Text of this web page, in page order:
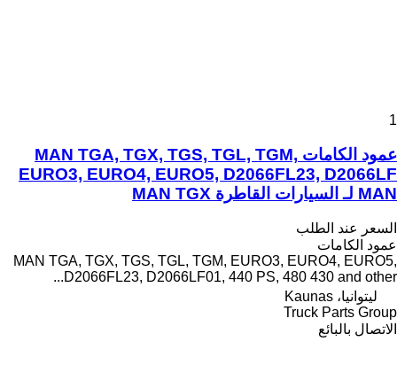
1
عمود الكامات MAN TGA, TGX, TGS, TGL, TGM,
EURO3, EURO4, EURO5, D2066FL23, D2066LF
MAN لـ السيارات القاطرة MAN TGX
السعر عند الطلب
عمود الكامات
MAN TGA, TGX, TGS, TGL, TGM, EURO3, EURO4, EURO5,
D2066FL23, D2066LF01, 440 PS, 480 430 and other...
ليتوانيا، Kaunas
Truck Parts Group
الاتصال بالبائع